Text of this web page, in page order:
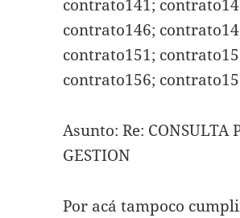
contrato141;
contrato146;
contrato151;
contrato156;
Asunto: Re: CONSULTA
GESTION
Por acá tampoco